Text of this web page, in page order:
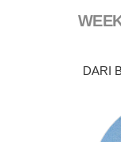
DARI